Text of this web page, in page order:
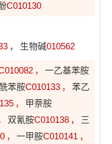
C010130
， 生物碱010562
，
一乙基苯胺
苯胺C010133 ，
苯乙
，
甲萘胺
双氰胺C010138 ，
三
， 一甲胺C010141 ，